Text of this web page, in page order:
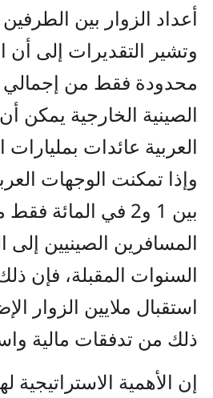
أعداد الزوار بين
وتشير التقديرات إلى
محدودة فقط من إجمالي
الصينية الخارجية يمكن
العربية عائدات بمليارات
وإذا تمكنت الوجهات
بين 1 و2 في المائة
المسافرين الصينيين إلى
السنوات المقبلة، فإن
استقبال ملايين الزوار
ذلك من تدفقات مالية
إن الأهمية الاستراتيجية